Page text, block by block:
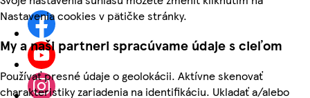
Nastavenia cookies v pätičke stránky.
My a naši partneri spracúvame údaje s cieľom
Používať presné údaje o geolokácii. Aktívne skenovať
charakteristiky zariadenia na identifikáciu. Ukladať a/alebo